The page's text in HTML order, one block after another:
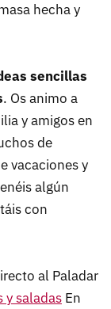
hecha y
sencillas
. Os animo a
y amigos en
de
vacaciones y
algún
con
al Paladar
y saladas En